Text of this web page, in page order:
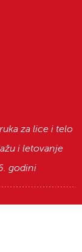
za lice i telo
i letovanje
godini